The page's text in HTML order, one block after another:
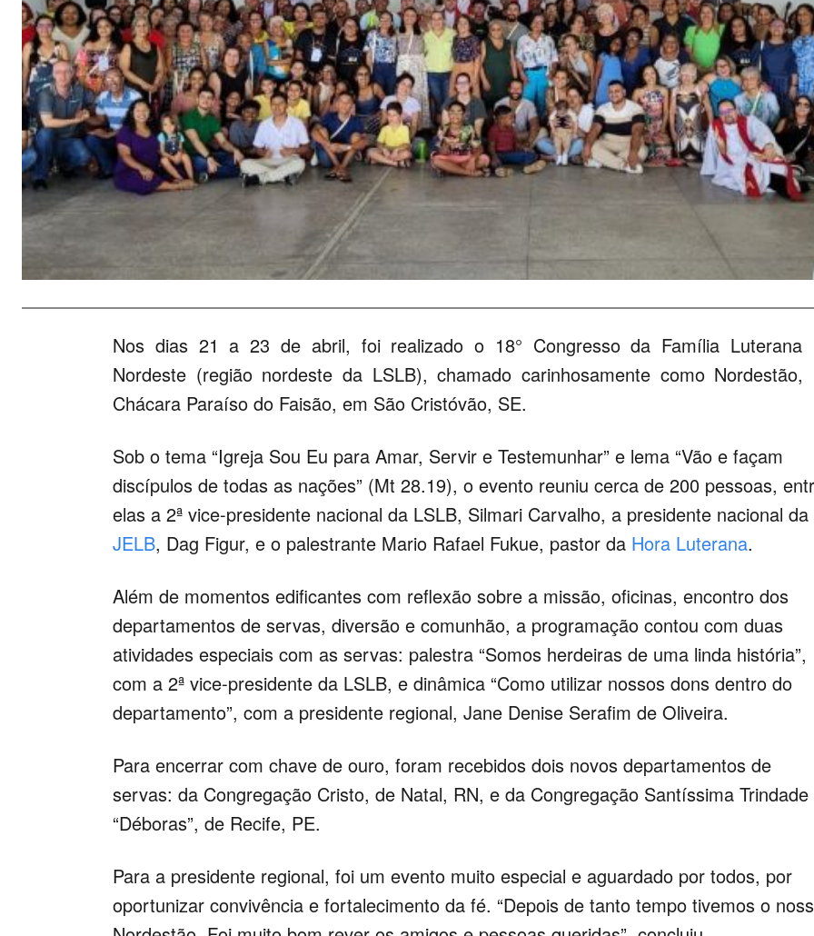
Nos dias 21 a 23 de abril, foi realizado o 18° Congresso da Família Luterana
Nordeste (região nordeste da LSLB), chamado carinhosamente como Nordestão,
Chácara Paraíso do Faisão, em São Cristóvão, SE.
Sob o tema “Igreja Sou Eu para Amar, Servir e Testemunhar” e lema “Vão e façam
discípulos de todas as nações” (Mt 28.19), o evento reuniu cerca de 200 pessoas,
elas a 2ª vice-presidente nacional da LSLB, Silmari Carvalho, a presidente nacional da
JELB, Dag Figur, e o palestrante Mario Rafael Fukue, pastor da Hora Luterana.
Além de momentos edificantes com reflexão sobre a missão, oficinas, encontro dos
departamentos de servas, diversão e comunhão, a programação contou com duas
atividades especiais com as servas: palestra “Somos herdeiras de uma linda história”,
com a 2ª vice-presidente da LSLB, e dinâmica “Como utilizar nossos dons dentro do
departamento”, com a presidente regional, Jane Denise Serafim de Oliveira.
Para encerrar com chave de ouro, foram recebidos dois novos departamentos de
servas: da Congregação Cristo, de Natal, RN, e da Congregação Santíssima Trindade
“Déboras”, de Recife, PE.
Para a presidente regional, foi um evento muito especial e aguardado por todos, por
oportunizar convivência e fortalecimento da fé. “Depois de tanto tempo tivemos o